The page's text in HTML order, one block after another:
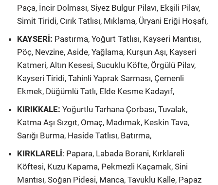
Paça, İncir Dolması, Siyez Bulgur Pilavı, Ekşili Pilav,
Simit Tiridi, Cırık Tatlısı, Mıklama, Üryani Eriği Hoşafı,
KAYSERİ: Pastırma, Yoğurt Tatlısı, Kayseri Mantısı,
Pöç, Nevzine, Aside, Yağlama, Kurşun Aşı, Kayseri
Katmeri, Altın Kesesi, Sucuklu Köfte, Örgülü Pilav,
Kayseri Tiridi, Tahinli Yaprak Sarması, Çemenli
Ekmek, Düğümlü Tatlı, Elde Kesme Kadayıf,
KIRIKKALE: Yoğurtlu Tarhana Çorbası, Tuvalak,
Katma Aşı Sızgıt, Omaç, Madımak, Keskin Tava,
Sarığı Burma, Haside Tatlısı, Batırma,
KIRKLARELİ: Papara, Labada Borani, Kırklareli
Köftesi, Kuzu Kapama, Pekmezli Kaçamak, Sini
Mantısı, Soğan Pidesi, Manca, Tavuklu Kalle, Papaz